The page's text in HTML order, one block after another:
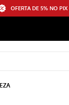
OFERTA DE 5% NO